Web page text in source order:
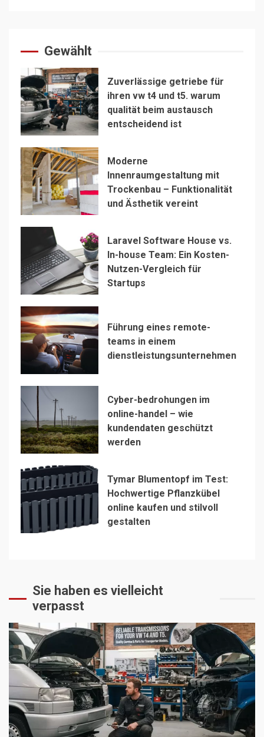
Gewählt
Zuverlässige getriebe für
ihren vw t4 und t5. warum
qualität beim austausch
entscheidend ist
Moderne
Innenraumgestaltung mit
Trockenbau – Funktionalität
und Ästhetik vereint
Laravel Software House vs.
In-house Team: Ein Kosten-
Nutzen-Vergleich für
Startups
Führung eines remote-
teams in einem
dienstleistungsunternehmen
Cyber-bedrohungen im
online-handel – wie
kundendaten geschützt
werden
Tymar Blumentopf im Test:
Hochwertige Pflanzkübel
online kaufen und stilvoll
gestalten
Sie haben es vielleicht
verpasst